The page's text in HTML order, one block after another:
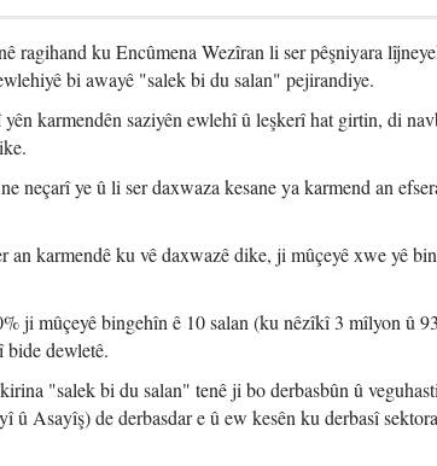
ragihand ku Encûmena Wezîran li ser pêşniyara
bi awayê "salek bi du salan" pejirandiye.
karmendên saziyên ewlehî û leşkerî hat girtin, di
neçarî ye û li ser daxwaza kesane ya karmend an
karmendê ku vê daxwazê dike, ji mûçeyê xwe yê
ji mûçeyê bingehîn ê 10 salan (ku nêzîkî 3 mîlyon û
dewletê.
"salek bi du salan" tenê ji bo derbasbûn û
û Asayîş) de derbasdar e û ew kesên ku derbasî